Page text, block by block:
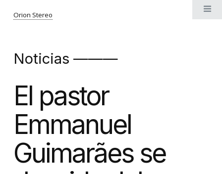
Orion Stereo
Noticias ———
El pastor
Emmanuel
Guimarães se